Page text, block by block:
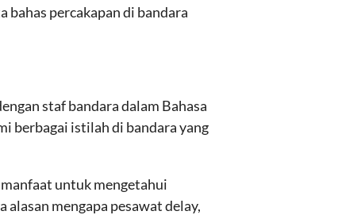
bahas percakapan di bandara
staf bandara dalam Bahasa
berbagai istilah di bandara yang
untuk mengetahui
mengapa pesawat delay,